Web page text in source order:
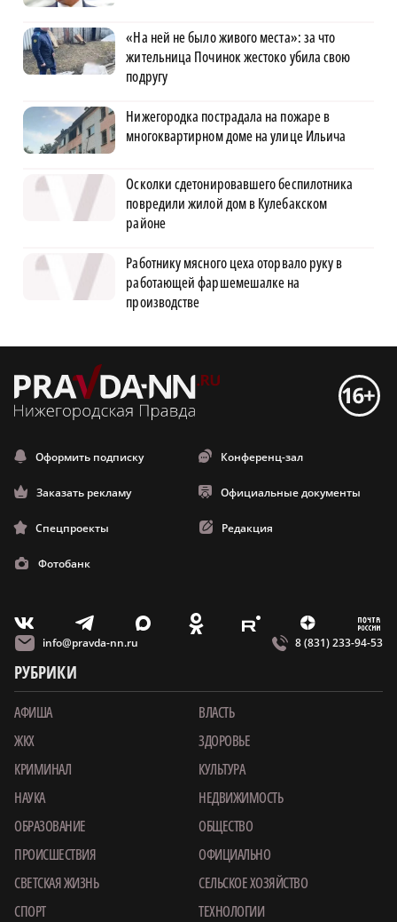
«На ней не было живого места»: за что
жительница Починок жестоко убила свою
подругу
Нижегородка пострадала на пожаре в
многоквартирном доме на улице Ильича
Осколки сдетонировавшего беспилотника
повредили жилой дом в Кулебакском
районе
Работнику мясного цеха оторвало руку в
работающей фаршемешалке на
производстве
Оформить подписку Конференц-зал
Заказать рекламу Официальные документы
Спецпроекты Редакция
Фотобанк
V T X O E Z m
info@pravda-nn.ru 8 (831) 233-94-53
РУБРИКИ
АФИША
ВЛАСТЬ
ЖКХ
ЗДОРОВЬЕ
КРИМИНАЛ
КУЛЬТУРА
НАУКА
НЕДВИЖИМОСТЬ
ОБРАЗОВАНИЕ
ОБЩЕСТВО
ПРОИСШЕСТВИЯ
ОФИЦИАЛЬНО
СВЕТСКАЯ ЖИЗНЬ
СЕЛЬСКОЕ ХОЗЯЙСТВО
СПОРТ
ТЕХНОЛОГИИ